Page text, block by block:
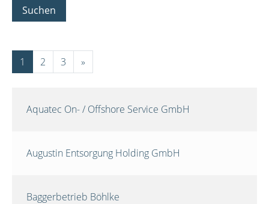
Suchen
1 2 3 »
Aquatec On- / Offshore Service GmbH
Augustin Entsorgung Holding GmbH
Baggerbetrieb Böhlke